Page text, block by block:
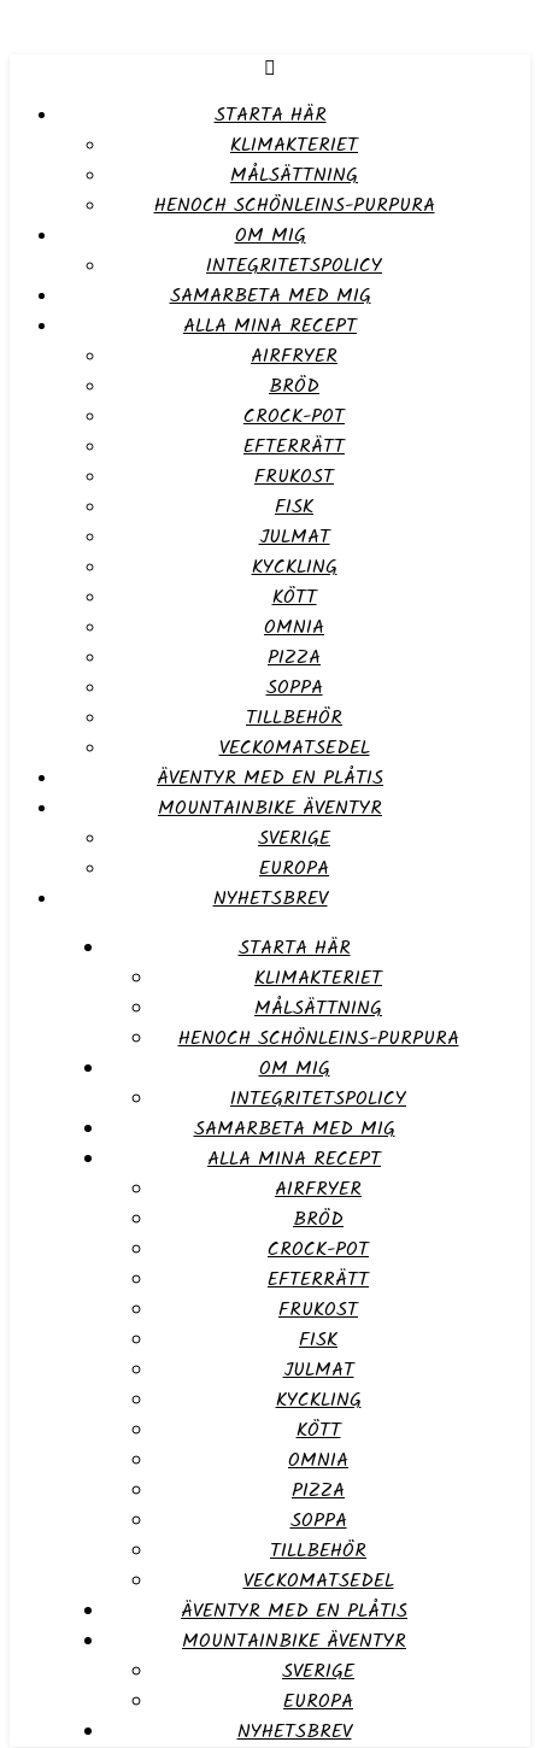
STARTA HÄR
KLIMAKTERIET
MÅLSÄTTNING
HENOCH SCHÖNLEINS-PURPURA
OM MIG
INTEGRITETSPOLICY
SAMARBETA MED MIG
ALLA MINA RECEPT
AIRFRYER
BRÖD
CROCK-POT
EFTERRÄTT
FRUKOST
FISK
JULMAT
KYCKLING
KÖTT
OMNIA
PIZZA
SOPPA
TILLBEHÖR
VECKOMATSEDEL
ÄVENTYR MED EN PLÅTIS
MOUNTAINBIKE ÄVENTYR
SVERIGE
EUROPA
NYHETSBREV
STARTA HÄR
KLIMAKTERIET
MÅLSÄTTNING
HENOCH SCHÖNLEINS-PURPURA
OM MIG
INTEGRITETSPOLICY
SAMARBETA MED MIG
ALLA MINA RECEPT
AIRFRYER
BRÖD
CROCK-POT
EFTERRÄTT
FRUKOST
FISK
JULMAT
KYCKLING
KÖTT
OMNIA
PIZZA
SOPPA
TILLBEHÖR
VECKOMATSEDEL
ÄVENTYR MED EN PLÅTIS
MOUNTAINBIKE ÄVENTYR
SVERIGE
EUROPA
NYHETSBREV